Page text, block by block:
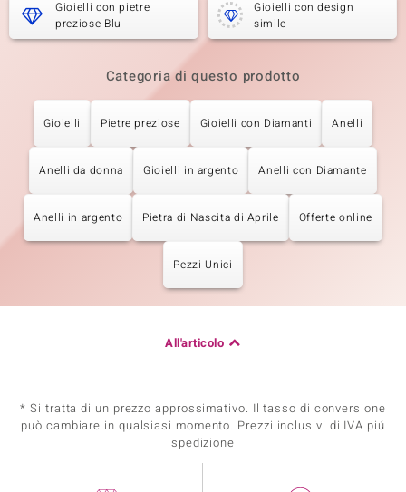
Gioielli con pietre
preziose Blu
Gioielli con design
simile
Categoria di questo prodotto
Gioielli Pietre preziose Gioielli con Diamanti Anelli
Anelli da donna Gioielli in argento Anelli con Diamante
Anelli in argento Pietra di Nascita di Aprile Offerte online
Pezzi Unici
All'articolo
* Si tratta di un prezzo approssimativo. Il tasso di conversione
può cambiare in qualsiasi momento. Prezzi inclusivi di IVA piú
spedizione